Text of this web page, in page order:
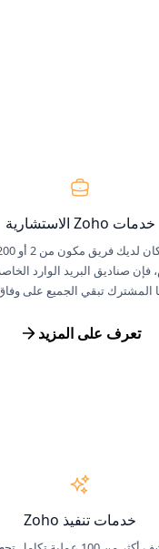
خدمات Zoho الاستشارية
سواء كان لديك فريق مكون
صناديق البريد الوارد
المشترك تبقي الجميع على
تعرف على المزيد
خدمات تنفيذ Zoho